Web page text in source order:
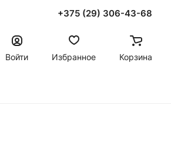
+375 (29) 306-43-68
Войти
Избранное Корзина